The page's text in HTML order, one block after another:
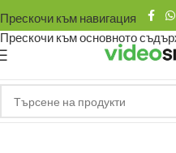
Прескочи към навигация
Прескочи към основното